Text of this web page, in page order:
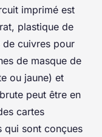
imprimé est
plastique de
de cuivres pour
de masque de
ou jaune) et
peut être en
cartes
qui sont conçues